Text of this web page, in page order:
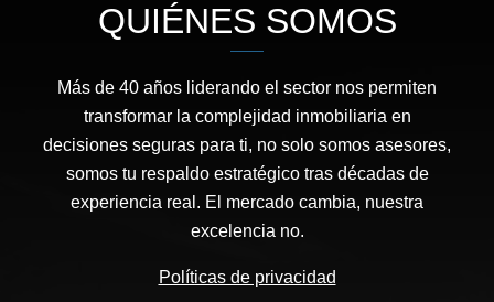
QUIÉNES SOMOS
Más de 40 años liderando el sector nos permiten
transformar la complejidad inmobiliaria en
decisiones seguras para ti, no solo somos asesores,
somos tu respaldo estratégico tras décadas de
experiencia real. El mercado cambia, nuestra
excelencia no.
Políticas de privacidad